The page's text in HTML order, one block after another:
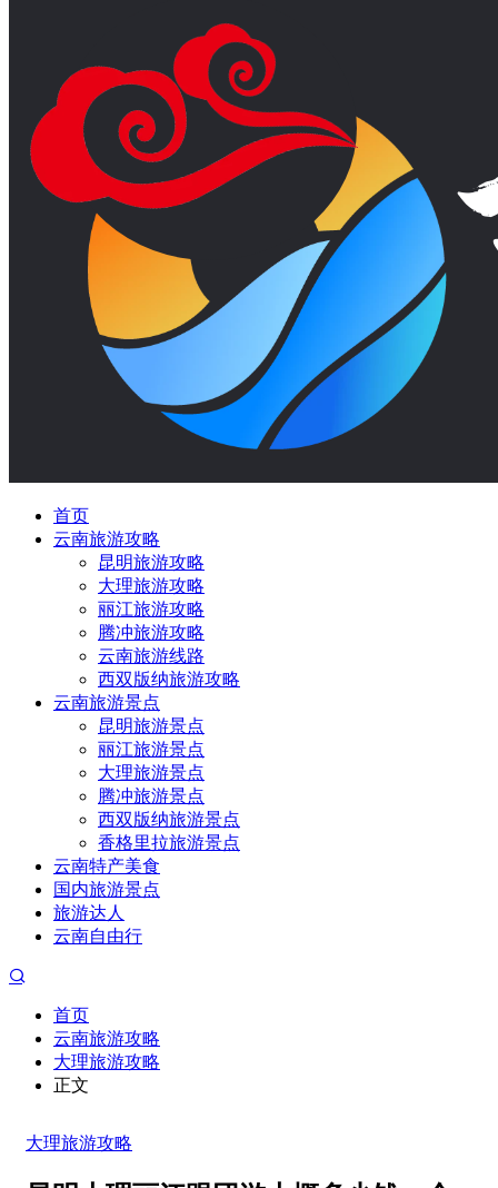
首页
云南旅游攻略
昆明旅游攻略
大理旅游攻略
丽江旅游攻略
腾冲旅游攻略
云南旅游线路
西双版纳旅游攻略
云南旅游景点
昆明旅游景点
丽江旅游景点
大理旅游景点
腾冲旅游景点
西双版纳旅游景点
香格里拉旅游景点
云南特产美食
国内旅游景点
旅游达人
云南自由行
首页
云南旅游攻略
大理旅游攻略
正文
大理旅游攻略